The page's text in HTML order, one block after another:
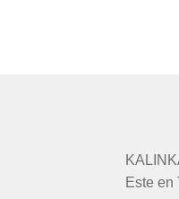
Este en